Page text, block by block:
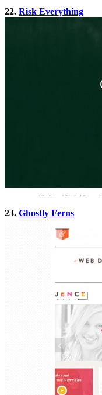
22. Risk Everything
23. Ghostly Ferns